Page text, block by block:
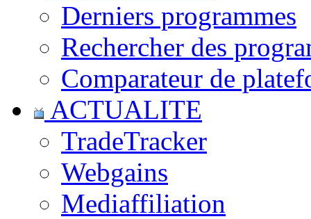
Derniers programmes
Rechercher des
Comparateur de
ACTUALITE
TradeTracker
Webgains
Mediaffiliation